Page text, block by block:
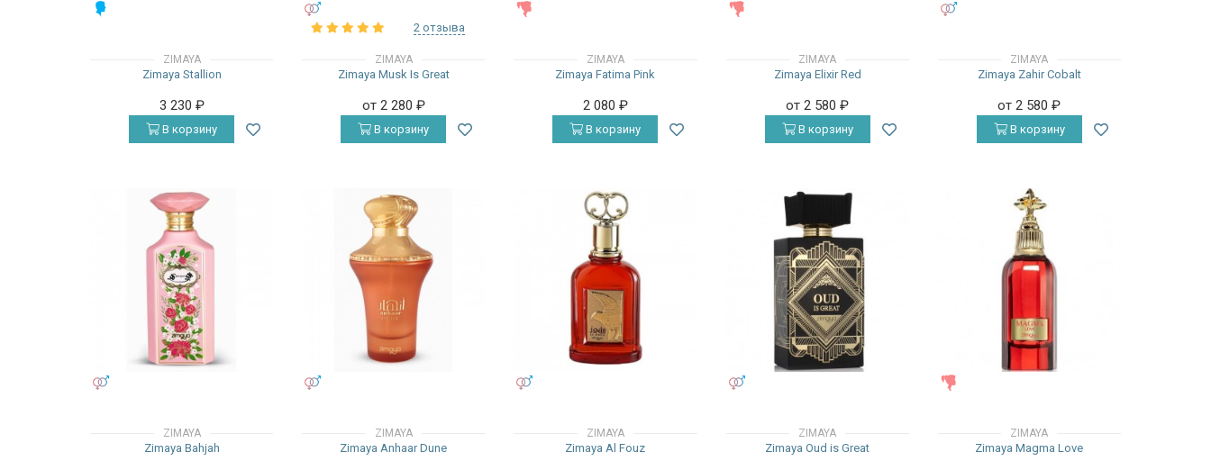
ZIMAYA
Zimaya Stallion
3 230 ₽
В корзину
2 отзыва
ZIMAYA
Zimaya Musk Is Great
от 2 280 ₽
В корзину
ZIMAYA
Zimaya Fatima Pink
2 080 ₽
В корзину
ZIMAYA
Zimaya Elixir Red
от 2 580₽
В корзину
ZIMAYA
Zimaya Zahir Cobalt
от 2 580₽
В корзину
ZIMAYA
Zimaya Bahjah
ZIMAYA
Zimaya Anhaar Dune
ZIMAYA
Zimaya Al Fouz
ZIMAYA
Zimaya Oud is Great
ZIMAYA
Zimaya Magma Love